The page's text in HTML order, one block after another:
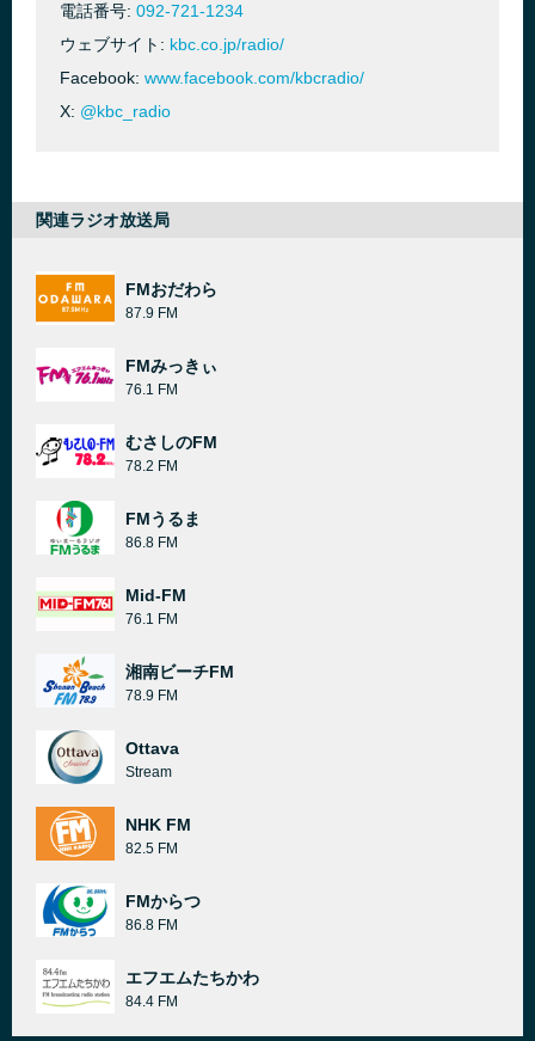
電話番号: 092-721-1234
ウェブサイト: kbc.co.jp/radio/
Facebook: www.facebook.com/kbcradio/
X: @kbc_radio
関連ラジオ放送局
FMおだわら
87.9 FM
FMみっきぃ
76.1 FM
むさしのFM
78.2 FM
FMうるま
86.8 FM
Mid-FM
76.1 FM
湘南ビーチFM
78.9 FM
Ottava
Stream
NHK FM
82.5 FM
FMからつ
86.8 FM
エフエムたちかわ
84.4 FM